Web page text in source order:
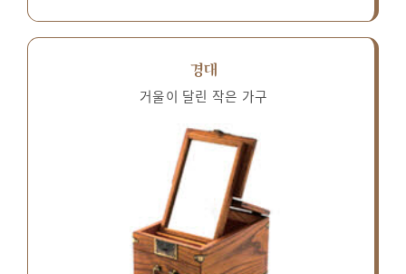
경대
거울이 달린 작은 가구